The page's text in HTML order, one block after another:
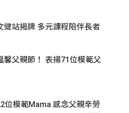
健站揭牌 多元課程陪伴長者
馨父親節！ 表揚71位模範父
位模範Mama 感念父親辛勞